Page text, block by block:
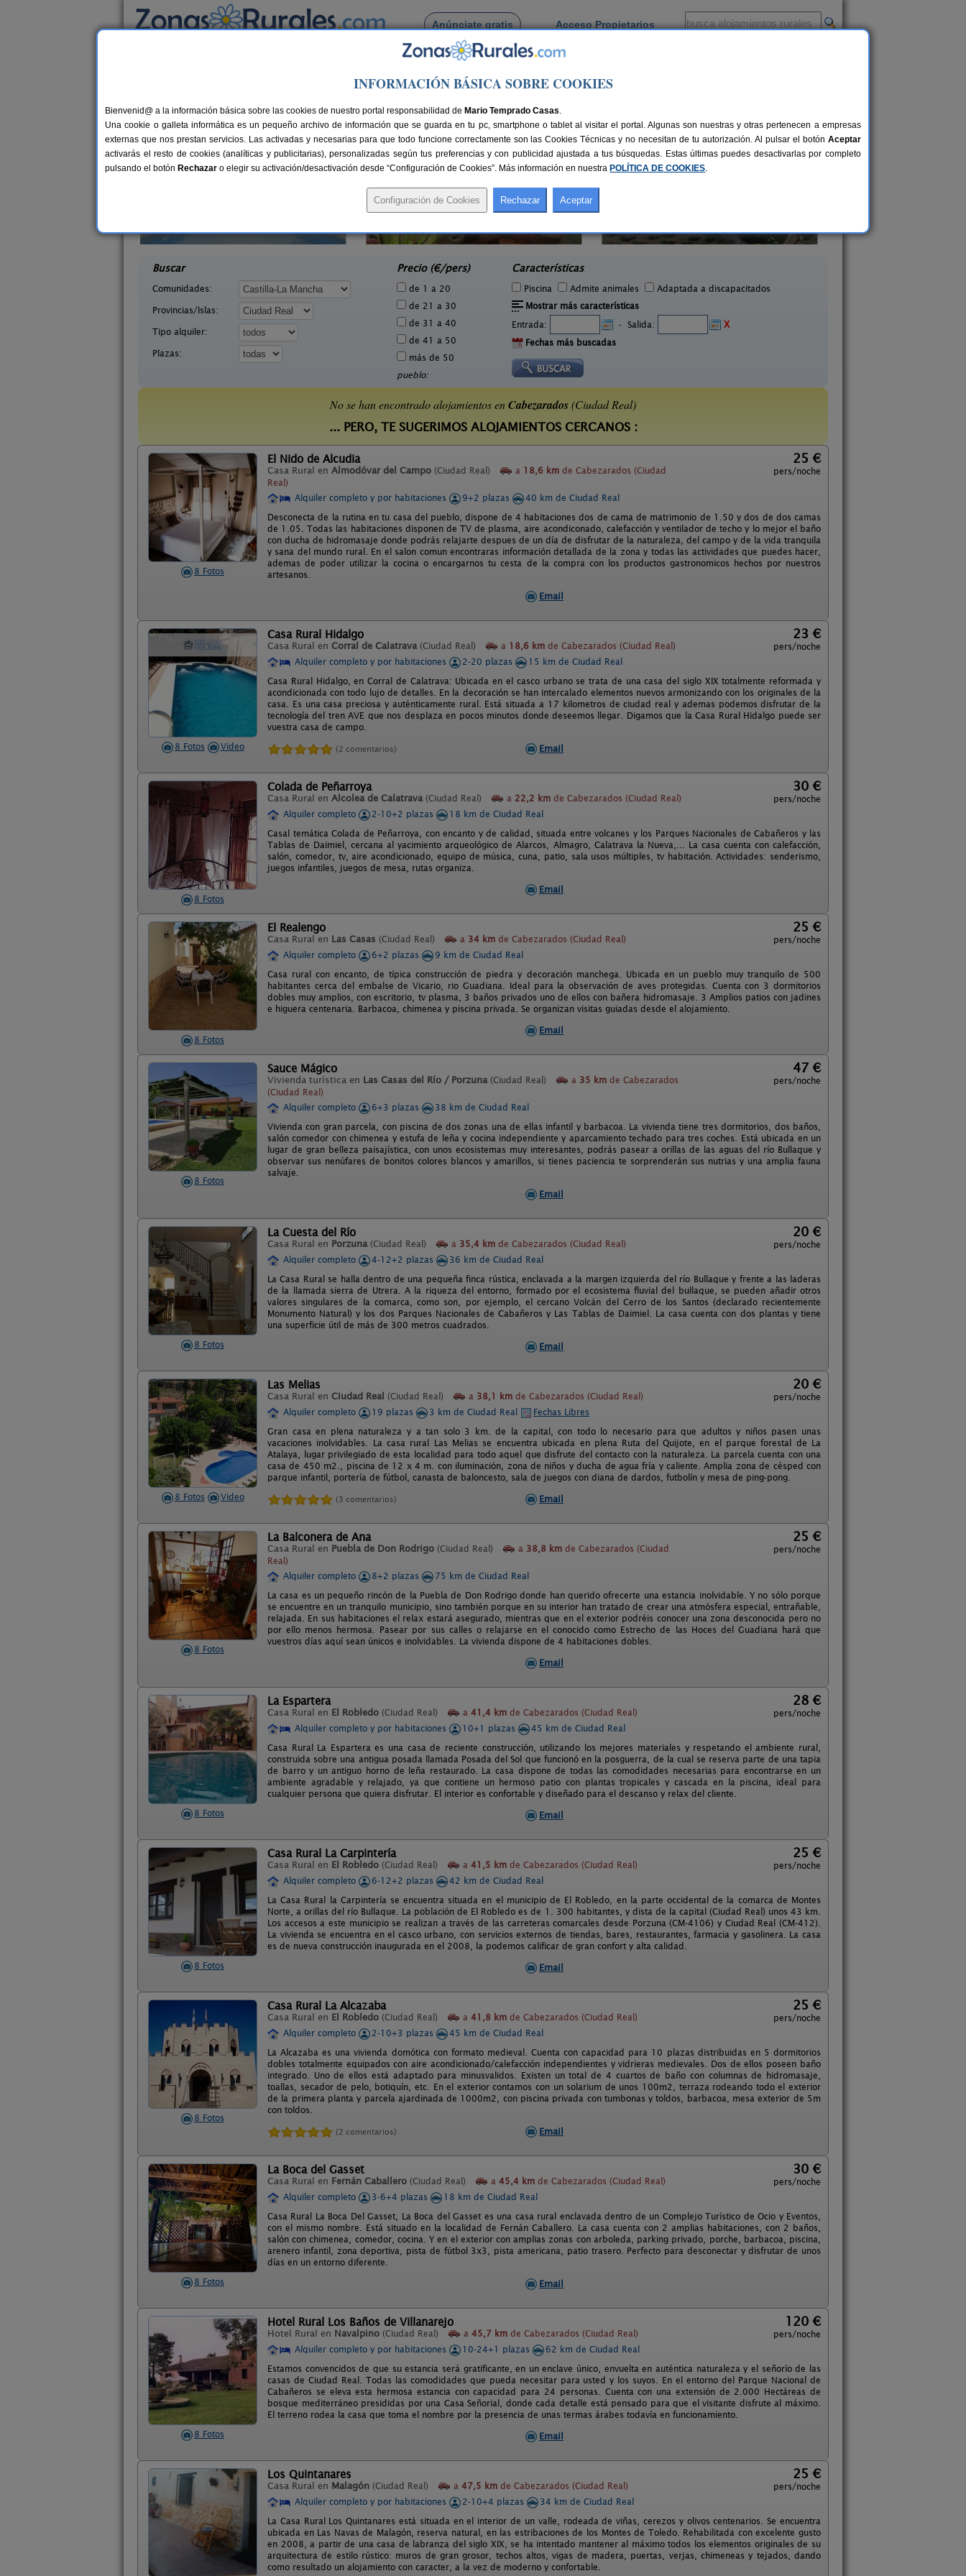
Anúnciate gratis Acceso Propietarios
Busca por pueblo
> Cabezarados
Casas Rurales cerca de Cabezarados
26 €
108 pers.
14 €
Centro de Vacaciones Sol Verde
Villanueva de la Fuente (Ciudad
Buscar
Comunidades:
Provincias/Islas:
Tipo alquiler:
Plazas:
Precio (€/pers)
de 1 a 20
de 21 a 30
de 31 a 40
de 41 a 50
más de 50
pueblo:
Características
Piscina Admite animales
Adaptada a discapacitados
Mostrar más características
Entrada:
- Salida:
X
Fechas más buscadas
No se han encontrado alojamientos enCabezarados(Ciudad Real)
... PERO, TE SUGERIMOS ALOJAMIENTOS CERCANOS :
8 Fotos
El Nido de Alcudia
Casa Rural en Almodóvar del Campo (Ciudad Real) a 18,6 km de Cabezarados (Ciudad
Real)
25 €
pers/noche
Alquiler completo y por habitaciones 9+2 plazas
40 km de Ciudad Real
Desconecta de la rutina en tu casa del pueblo, dispone de 4 habitaciones dos de cama de matrimonio de 1.50 y dos de dos camas
de 1.05. Todas las habitaciones disponen de TV de plasma, aire acondiconado, calefacción y ventilador de techo y lo mejor el baño
con ducha de hidromasaje donde podrás relajarte despues de un día de disfrutar de la naturaleza, del campo y de la vida tranquila
y sana del mundo rural. En el salon comun encontraras información detallada de la zona y todas las actividades que puedes hacer,
ademas de poder utilizar la cocina o encargarnos tu cesta de la compra con los productos gastronomicos hechos por nuestros
artesanos.
Email
8 Fotos Video
Casa Rural Hidalgo
Casa Rural en Corral de Calatrava (Ciudad Real) a 18,6 km de Cabezarados (Ciudad Real)
23 €
pers/noche
Alquiler completo y por habitaciones
2-20 plazas
15 km de Ciudad Real
Casa Rural Hidalgo, en Corral de Calatrava: Ubicada en el casco urbano se trata de una casa del siglo XIX totalmente reformada y
acondicionada con todo lujo de detalles. En la decoración se han intercalado elementos nuevos armonizando con los originales de la
casa. Es una casa preciosa y auténticamente rural. Está situada a 17 kilometros de ciudad real y ademas podemos disfrutar de la
tecnología del tren AVE que nos desplaza en pocos minutos donde deseemos llegar. Digamos que la Casa Rural Hidalgo puede ser
vuestra casa de campo.
(2 comentarios) Email
8 Fotos
Colada de Peñarroya
Casa Rural en Alcolea de Calatrava (Ciudad Real) a 22,2 km de Cabezarados (Ciudad Real)
30 €
pers/noche
Alquiler completo
2-10+2 plazas
18 km de Ciudad Real
Casal temática Colada de Peñarroya, con encanto y de calidad, situada entre volcanes y los Parques Nacionales de Cabañeros y las
Tablas de Daimiel, cercana al yacimiento arqueológico de Alarcos, Almagro, Calatrava la Nueva,... La casa cuenta con calefacción,
salón, comedor, tv, aire acondicionado, equipo de música, cuna, patio, sala usos múltiples, tv habitación. Actividades: senderismo,
juegos infantiles, juegos de mesa, rutas organiza.
Email
8 Fotos
El Realengo
Casa Rural en Las Casas (Ciudad Real) a 34 km de Cabezarados (Ciudad Real)
25 €
pers/noche
Alquiler completo
6+2 plazas
9 km de Ciudad Real
Casa rural con encanto, de típica construcción de piedra y decoración manchega. Ubicada en un pueblo muy tranquilo de 500
habitantes cerca del embalse de Vicario, rio Guadiana. Ideal para la observación de aves protegidas. Cuenta con 3 dormitorios
dobles muy amplios, con escritorio, tv plasma, 3 baños privados uno de ellos con bañera hidromasaje. 3 Amplios patios con jadines
e higuera centenaria. Barbacoa, chimenea y piscina privada. Se organizan visitas guiadas desde el alojamiento.
Email
8 Fotos
Sauce Mágico
Vivienda turística en Las Casas del Río / Porzuna (Ciudad Real) a 35 km de Cabezarados
(Ciudad Real)
47 €
pers/noche
Alquiler completo 6+3 plazas
38 km de Ciudad Real
Vivienda con gran parcela, con piscina de dos zonas una de ellas infantil y barbacoa. La vivienda tiene tres dormitorios, dos baños,
salón comedor con chimenea y estufa de leña y cocina independiente y aparcamiento techado para tres coches. Está ubicada en un
lugar de gran belleza paisajística, con unos ecosistemas muy interesantes, podrás pasear a orillas de las aguas del río Bullaque y
observar sus nenúfares de bonitos colores blancos y amarillos, si tienes paciencia te sorprenderán sus nutrias y una amplia fauna
salvaje.
Email
8 Fotos
La Cuesta del Río
Casa Rural en Porzuna (Ciudad Real) a 35,4 km de Cabezarados (Ciudad Real)
20 €
pers/noche
Alquiler completo
4-12+2 plazas
36 km de Ciudad Real
La Casa Rural se halla dentro de una pequeña finca rústica, enclavada a la margen izquierda del río Bullaque y frente a las laderas
de la llamada sierra de Utrera. A la riqueza del entorno, formado por el ecosistema fluvial del bullaque, se pueden añadir otros
valores singulares de la comarca, como son, por ejemplo, el cercano Volcán del Cerro de los Santos (declarado recientemente
Monumento Natural) y los dos Parques Nacionales de Cabañeros y Las Tablas de Daimiel. La casa cuenta con dos plantas y tiene
una superficie útil de más de 300 metros cuadrados.
Email
8 Fotos Video
Las Melias
Casa Rural en Ciudad Real (Ciudad Real) a 38,1 km de Cabezarados (Ciudad Real)
20 €
pers/noche
Alquiler completo
19 plazas 3 km de Ciudad Real
Fechas Libres
Gran casa en plena naturaleza y a tan solo 3 km. de la capital, con todo lo necesario para que adultos y niños pasen unas
vacaciones inolvidables. La casa rural Las Melias se encuentra ubicada en plena Ruta del Quijote, en el parque forestal de La
Atalaya, lugar privilegiado de esta localidad para todo aquel que disfrute del contacto con la naturaleza. La parcela cuenta con una
casa de 450 m2., piscina de 12 x 4 m. con iluminación, zona de niños y ducha de agua fría y caliente. Amplia zona de césped con
parque infantil, portería de fútbol, canasta de baloncesto, sala de juegos con diana de dardos, futbolín y mesa de ping-pong.
(3 comentarios) Email
8 Fotos
La Balconera de Ana
Casa Rural en Puebla de Don Rodrigo (Ciudad Real) a 38,8 km de Cabezarados (Ciudad
Real)
25 €
pers/noche
Alquiler completo 8+2 plazas
75 km de Ciudad Real
La casa es un pequeño rincón de la Puebla de Don Rodrigo donde han querido ofrecerte una estancia inolvidable. Y no sólo porque
se encuentre en un tranquilo municipio, sino también porque en su interior han tratado de crear una atmósfera especial, entrañable,
relajada. En sus habitaciones el relax estará asegurado, mientras que en el exterior podréis conocer una zona desconocida pero no
por ello menos hermosa. Pasear por sus calles o relajarse en el conocido como Estrecho de las Hoces del Guadiana hará que
vuestros días aquí sean únicos e inolvidables. La vivienda dispone de 4 habitaciones dobles.
Email
8 Fotos
La Espartera
Casa Rural en El Robledo (Ciudad Real) a 41,4 km de Cabezarados (Ciudad Real)
28 €
pers/noche
Alquiler completo y por habitaciones
10+1 plazas
45 km de Ciudad Real
Casa Rural La Espartera es una casa de reciente construcción, utilizando los mejores materiales y respetando el ambiente rural,
construida sobre una antigua posada llamada Posada del Sol que funcionó en la posguerra, de la cual se reserva parte de una tapia
de barro y un antiguo horno de leña restaurado. La casa dispone de todas las comodidades necesarias para encontrarse en un
ambiente agradable y relajado, ya que contiene un hermoso patio con plantas tropicales y cascada en la piscina, ideal para
cualquier persona que quiera disfrutar. El interior es confortable y diseñado para el descanso y relax del cliente.
Email
8 Fotos
Casa Rural La Carpintería
Casa Rural en El Robledo (Ciudad Real) a 41,5 km de Cabezarados (Ciudad Real)
25 €
pers/noche
Alquiler completo
6-12+2 plazas
42 km de Ciudad Real
La Casa Rural la Carpintería se encuentra situada en el municipio de El Robledo, en la parte occidental de la comarca de Montes
Norte, a orillas del río Bullaque. La población de El Robledo es de 1. 300 habitantes, y dista de la capital (Ciudad Real) unos 43 km.
Los accesos a este municipio se realizan a través de las carreteras comarcales desde Porzuna (CM-4106) y Ciudad Real (CM-412).
La vivienda se encuentra en el casco urbano, con servicios externos de tiendas, bares, restaurantes, farmacia y gasolinera. La casa
es de nueva construcción inaugurada en el 2008, la podemos calificar de gran confort y alta calidad.
Email
8 Fotos
Casa Rural La Alcazaba
Casa Rural en El Robledo (Ciudad Real) a 41,8 km de Cabezarados (Ciudad Real)
25 €
pers/noche
Alquiler completo
2-10+3 plazas
45 km de Ciudad Real
La Alcazaba es una vivienda domótica con formato medieval. Cuenta con capacidad para 10 plazas distribuidas en 5 dormitorios
dobles totalmente equipados con aire acondicionado/calefacción independientes y vidrieras medievales. Dos de ellos poseen baño
integrado. Uno de ellos está adaptado para minusvalidos. Existen un total de 4 cuartos de baño con columnas de hidromasaje,
toallas, secador de pelo, botiquín, etc. En el exterior contamos con un solarium de unos 100m2, terraza rodeando todo el exterior
de la primera planta y parcela ajardinada de 1000m2, con piscina privada con tumbonas y toldos, barbacoa, mesa exterior de 5m
con toldos.
(2 comentarios) Email
8 Fotos
La Boca del Gasset
Casa Rural en Fernán Caballero (Ciudad Real) a 45,4 km de Cabezarados (Ciudad Real)
30 €
pers/noche
Alquiler completo
3-6+4 plazas
18 km de Ciudad Real
Casa Rural La Boca Del Gasset, La Boca del Gasset es una casa rural enclavada dentro de un Complejo Turístico de Ocio y Eventos,
con el mismo nombre. Está situado en la localidad de Fernán Caballero. La casa cuenta con 2 amplias habitaciones, con 2 baños,
salón con chimenea, comedor, cocina. Y en el exterior con amplias zonas con arboleda, parking privado, porche, barbacoa, piscina,
arenero infantil, zona deportiva, pista de fútbol 3x3, pista americana, patio trasero. Perfecto para desconectar y disfrutar de unos
días en un entorno diferente.
Email
8 Fotos
Hotel Rural Los Baños de Villanarejo
Hotel Rural en Navalpino (Ciudad Real) a 45,7 km de Cabezarados (Ciudad Real)
120 €
pers/noche
Alquiler completo y por habitaciones
10-24+1 plazas
62 km de Ciudad Real
Estamos convencidos de que su estancia será gratificante, en un enclave único, envuelta en auténtica naturaleza y el señorío de las
casas de Ciudad Real. Todas las comodidades que pueda necesitar para usted y los suyos. En el entorno del Parque Nacional de
Cabañeros se eleva esta hermosa estancia con capacidad para 24 personas. Cuenta con una extensión de 2.000 Hectáreas de
bosque mediterráneo presididas por una Casa Señorial, donde cada detalle está pensado para que el visitante disfrute al máximo.
El terreno rodea la casa que toma el nombre por la presencia de unas termas árabes todavía en funcionamiento.
Email
Los Quintanares
Casa Rural en Malagón (Ciudad Real) a 47,5 km de Cabezarados (Ciudad Real)
25 €
pers/noche
Alquiler completo y por habitaciones
2-10+4 plazas
34 km de Ciudad Real
La Casa Rural Los Quintanares está situada en el interior de un valle, rodeada de viñas, cerezos y olivos centenarios. Se encuentra
ubicada en Las Navas de Malagón, reserva natural, en las estribaciones de los Montes de Toledo. Rehabilitada con excelente gusto
en 2008, a partir de una casa de labranza del siglo XIX, se ha intentado mantener al máximo todos los elementos originales de su
arquitectura de estilo rústico: muros de gran grosor, techos altos, vigas de madera, puertas, verjas, chimeneas y tejados, dando
como resultado un alojamiento con caracter, a la vez de moderno y confortable.
INFORMACIÓN BÁSICA SOBRE COOKIES
Bienvenid@ a la información básica sobre las cookies de nuestro portal responsabilidad de Mario Temprado Casas.
Una cookie o galleta informática es un pequeño archivo de información que se guarda en tu pc, smartphone o tablet al visitar el portal. Algunas son nuestras y otras pertenecen a empresas
externas que nos prestan servicios. Las activadas y necesarias para que todo funcione correctamente son las Cookies Técnicas y no necesitan de tu autorización. Al pulsar el botón Aceptar
activarás el resto de cookies (analíticas y publicitarias), personalizadas según tus preferencias y con publicidad ajustada a tus búsquedas. Estas últimas puedes desactivarlas por completo
pulsando el botón Rechazar o elegir su activación/desactivación desde “Configuración de Cookies”. Más información en nuestra POLÍTICA DE COOKIES.